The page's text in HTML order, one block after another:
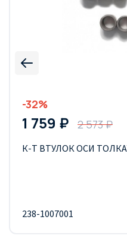
-32%
1 759 ₽ 2 573 ₽
К-Т ВТУЛОК ОСИ
238-1007001